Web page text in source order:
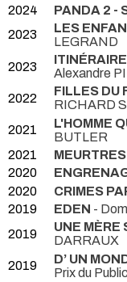
2024
PANDA 2 -
2023
LES
LEGRAND
2023
Alexandre
2022
FILLES DU
RICHARD
2021
L'HOMME
BUTLER
2021
2020
2020
CRIMES
2019
EDEN -
2019
UNE MÈRE
DARRAUX
2019
D’ UN
Prix du